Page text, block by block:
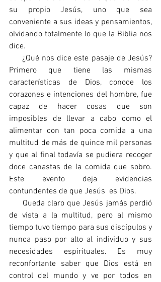
su propio Jesús, uno que sea
conveniente a sus ideas y pensamientos,
olvidando totalmente lo que la Biblia nos
dice.
Primero que tiene las mismas
características de Dios, conoce los
corazones e intenciones del hombre, fue
capaz de hacer cosas que son
imposibles de llevar a cabo como el
alimentar con tan poca comida a una
multitud de más de quince mil personas
y que al final todavía se pudiera recoger
doce canastas de la comida que sobro.
Este evento deja evidencias
contundentes de que Jesús  es Dios.
de vista a la multitud, pero al mismo
tiempo tuvo tiempo para sus discípulos y
nunca paso por alto al individuo y sus
necesidades espirituales. Es muy
reconfortante saber que Dios está en
control del mundo y ve por todos en